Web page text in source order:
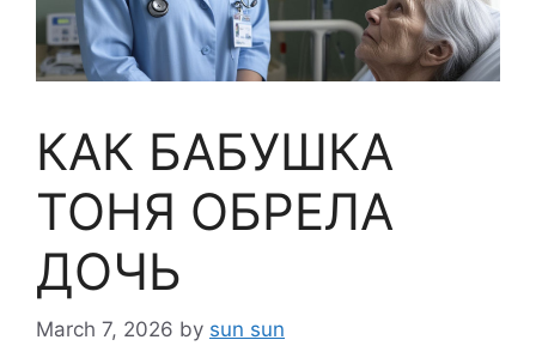
КАК БАБУШКА
ТОНЯ ОБРЕЛА
ДОЧЬ
March 7, 2026 by sun sun